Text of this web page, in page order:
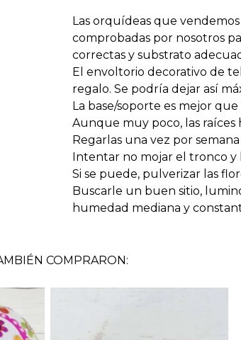
Las orquídeas que
comprobadas por nosotros
correctas y substrato
El envoltorio decorativo de
regalo. Se podría dejar así
La base/soporte es mejor
Aunque muy poco, las
Regarlas una vez por
Intentar no mojar el tronco y
Si se puede, pulverizar las
Buscarle un buen sitio,
humedad mediana y
COMPRARON: